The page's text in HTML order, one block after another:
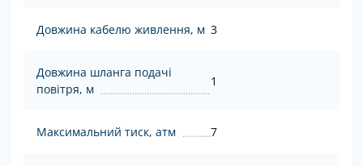
Довжина кабелю живлення, м 3
Довжина шланга подачі
повітря, м
1
Максимальний тиск, атм 7